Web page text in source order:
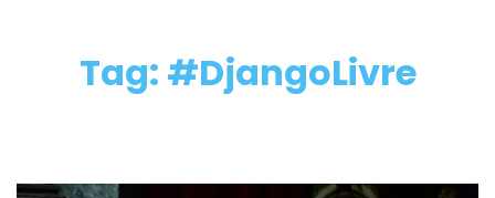
Tag: #DjangoLivre